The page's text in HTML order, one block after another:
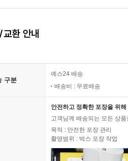
환 안내
구분
예스24 배송
배송비 : 무료배송
안전하고 정확한 포장을 위
고객님께 배송되는 모든 상
목적 : 안전한 포장 관리
촬영범위 : 박스 포장 작업